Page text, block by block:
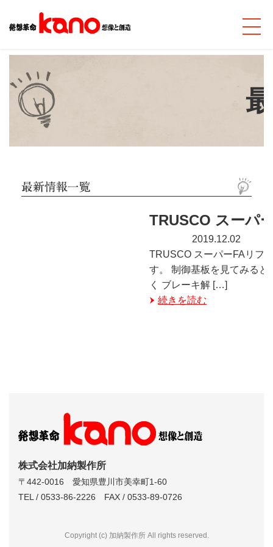
TRUSCO スーパ
2019.12.02
TRUSCO スーパーFAリフ
す。 制御基板を見てみる
く ブレーキ解 […]
続きを読む
株式会社加納製作所
〒442-0016 愛知県豊川市美幸町1-60
TEL / 0533-86-2226 FAX / 0533-89-0726
Copyright (c) 加納製作所 All rights reserved.